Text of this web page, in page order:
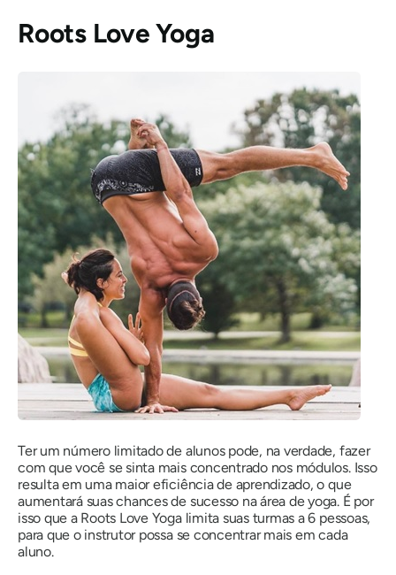
Roots Love Yoga
Ter um número limitado de alunos pode, na verdade, fazer
com que você se sinta mais concentrado nos módulos. Isso
resulta em uma maior eficiência de aprendizado, o que
aumentará suas chances de sucesso na área de yoga. É por
isso que a Roots Love Yoga limita suas turmas a 6 pessoas,
para que o instrutor possa se concentrar mais em cada
aluno.